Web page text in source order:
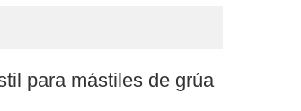
para mástiles de grúa